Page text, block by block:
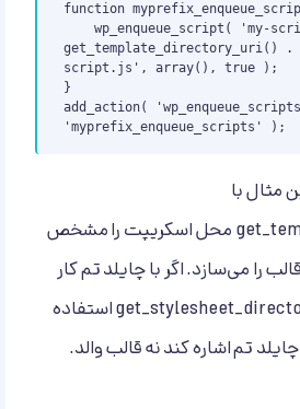
function
    wp_enqueue_script( 'my-script',
get_template_directory_uri()
script.js', array(), true );
}
add_action(
'myprefix_enqueue_scripts' );
مثال با
get_template_directory_uri محل اسکریپت را مشخص
را می‌سازد. اگر با چایلد تم کار
می‌کنید باید از get_stylesheet_directory_uri استفاده
تم اشاره کند نه قالب والد.